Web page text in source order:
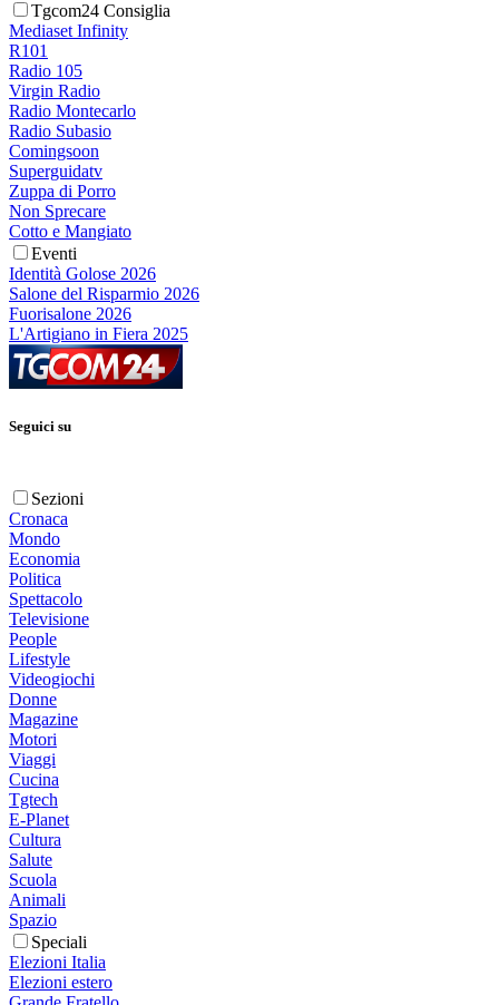
Tgcom24 Consiglia
Mediaset Infinity
R101
Radio 105
Virgin Radio
Radio Montecarlo
Radio Subasio
Comingsoon
Superguidatv
Zuppa di Porro
Non Sprecare
Cotto e Mangiato
Eventi
Identità Golose 2026
Salone del Risparmio 2026
Fuorisalone 2026
L'Artigiano in Fiera 2025
Seguici su
Sezioni
Cronaca
Mondo
Economia
Politica
Spettacolo
Televisione
People
Lifestyle
Videogiochi
Donne
Magazine
Motori
Viaggi
Cucina
Tgtech
E-Planet
Cultura
Salute
Scuola
Animali
Spazio
Speciali
Elezioni Italia
Elezioni estero